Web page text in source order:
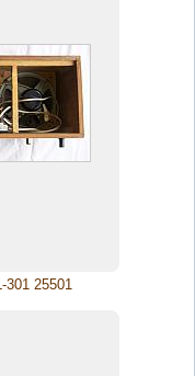
301 25501